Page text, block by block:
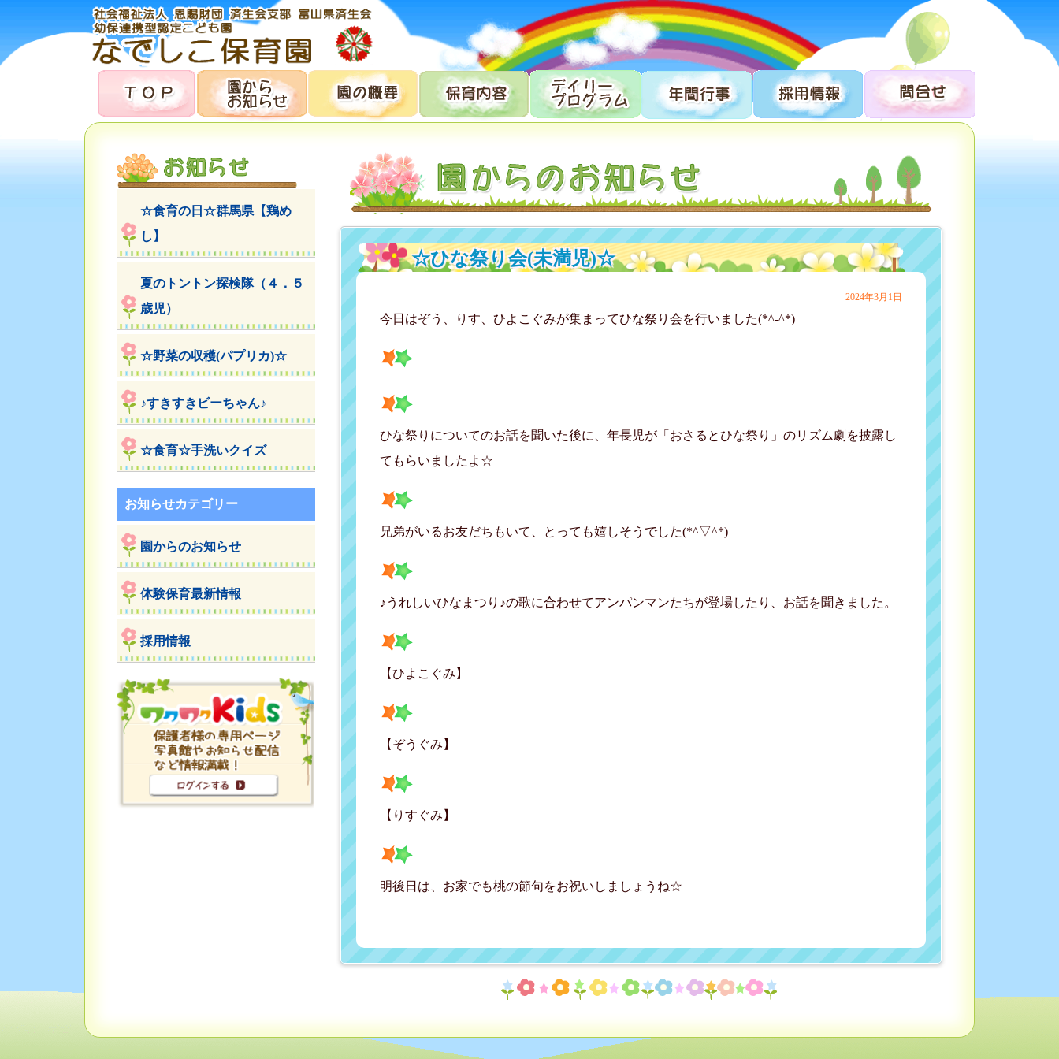
☆ひな祭り会(未満児)☆
2024年3月1日
今日はぞう、りす、ひよこぐみが集まってひな祭り会を行いました(*^-^*)
ひな祭りについてのお話を聞いた後に、年長児が「おさるとひな祭り」のリズム劇を披露し
てもらいましたよ☆
兄弟がいるお友だちもいて、とっても嬉しそうでした(*^▽^*)
♪うれしいひなまつり♪の歌に合わせてアンパンマンたちが登場したり、お話を聞きました。
【ひよこぐみ】
【ぞうぐみ】
【りすぐみ】
明後日は、お家でも桃の節句をお祝いしましょうね☆
☆食育の日☆群馬県【鶏め
し】
夏のトントン探検隊（４．５
歳児）
☆野菜の収穫(パプリカ)☆
♪すきすきビーちゃん♪
☆食育☆手洗いクイズ
お知らせカテゴリー
園からのお知らせ
体験保育最新情報
採用情報